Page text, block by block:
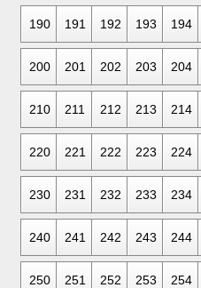
190 191 192 193 194
200 201 202 203 204
210 211 212 213 214
220 221 222 223 224
230 231 232 233 234
240 241 242 243 244
250 251 252 253 254